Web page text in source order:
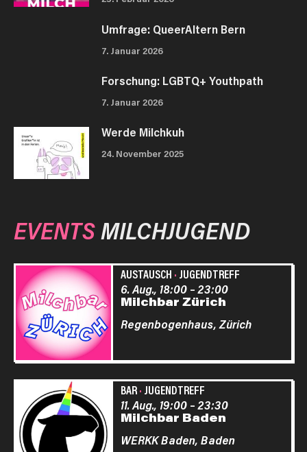
Umfrage: QueerAltern Bern
7. Januar 2026
Forschung: LGBTQ+ Youthpath
7. Januar 2026
Werde Milchkuh
24. November 2025
EVENTSMILCHJUGEND
AUSTAUSCH · JUGENDTREFF
Milchbar Zürich
6. Aug., 18:00–23:00
Regenbogenhaus, Zürich
BAR· JUGENDTREFF
Milchbar Baden
11. Aug., 19:00–23:30
WERKK Baden, Baden